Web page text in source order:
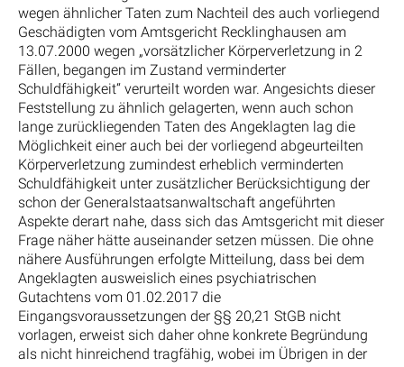
wegen ähnlicher Taten zum Nachteil des auch vorliegend
Geschädigten vom Amtsgericht Recklinghausen am
13.07.2000 wegen „vorsätzlicher Körperverletzung in 2
Fällen, begangen im Zustand verminderter
Schuldfähigkeit“ verurteilt worden war. Angesichts dieser
Feststellung zu ähnlich gelagerten, wenn auch schon
lange zurückliegenden Taten des Angeklagten lag die
Möglichkeit einer auch bei der vorliegend abgeurteilten
Körperverletzung zumindest erheblich verminderten
Schuldfähigkeit unter zusätzlicher Berücksichtigung der
schon der Generalstaatsanwaltschaft angeführten
Aspekte derart nahe, dass sich das Amtsgericht mit dieser
Frage näher hätte auseinander setzen müssen. Die ohne
nähere Ausführungen erfolgte Mitteilung, dass bei dem
Angeklagten ausweislich eines psychiatrischen
Gutachtens vom 01.02.2017 die
Eingangsvoraussetzungen der §§ 20,21 StGB nicht
vorlagen, erweist sich daher ohne konkrete Begründung
als nicht hinreichend tragfähig, wobei im Übrigen in der